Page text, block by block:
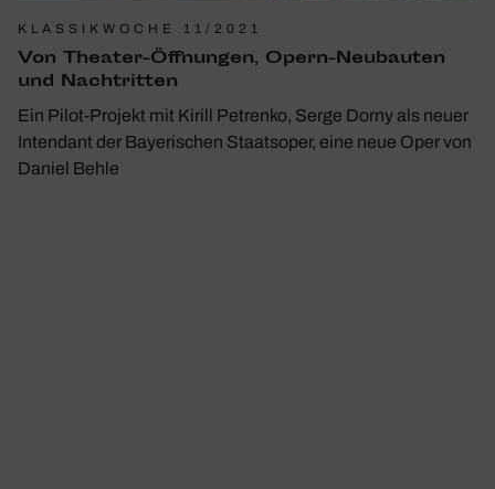
KLASSIKWOCHE 11/2021
Von Theater-Öffnungen, Opern-Neubauten
und Nachtritten
Ein Pilot-Projekt mit Kirill Petrenko, Serge Dorny als neuer
Intendant der Bayerischen Staatsoper, eine neue Oper von
Daniel Behle